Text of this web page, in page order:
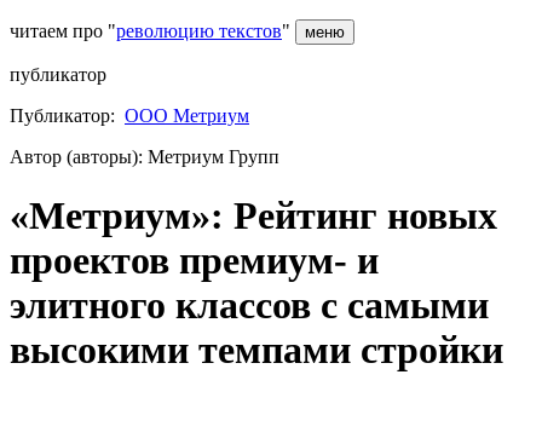
читаем про "революцию текстов" меню
публикатор
Публикатор: ООО Метриум
Автор (авторы): Метриум Групп
«Метриум»: Рейтинг новых
проектов премиум- и
элитного классов с самыми
высокими темпами стройки